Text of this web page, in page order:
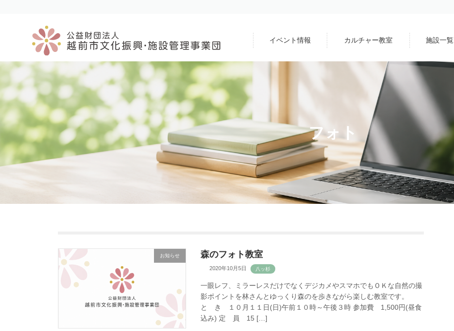
ス
ッ
プ
ン
移
動
イベント情報 カルチャー教室 施設一覧
フォト
お知らせ 森のフォト教室
2020年10月5日
一眼レフ、ミラーレスだけでなくデジカメやスマホでもＯＫな自然の撮
影ポイントを林さんとゆっくり森のを歩きながら楽しむ教室です。
と き １０月１１日(日)午前１０時～午後３時 参加費 1,500円(昼食
込み) 定 員 15 […]